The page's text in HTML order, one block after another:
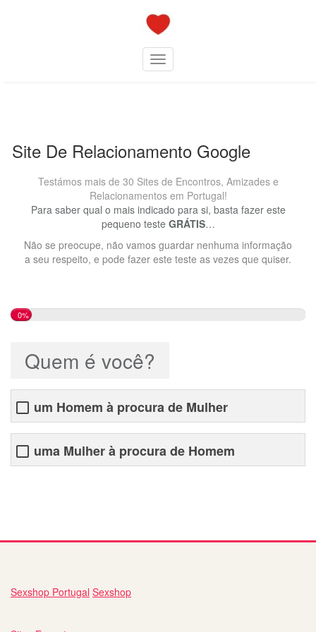
Toggle navigation
Site De Relacionamento Google
Testámos mais de 30 Sites de Encontros, Amizades e
Relacionamentos em Portugal!
Para saber qual o mais indicado para si, basta fazer este
pequeno teste GRÁTIS…
Não se preocupe, não vamos guardar nenhuma informação
a seu respeito, e pode fazer este teste as vezes que quiser.
0%
Quem é você?
um Homem à procura de Mulher
uma Mulher à procura de Homem
Sexshop Portugal Sexshop